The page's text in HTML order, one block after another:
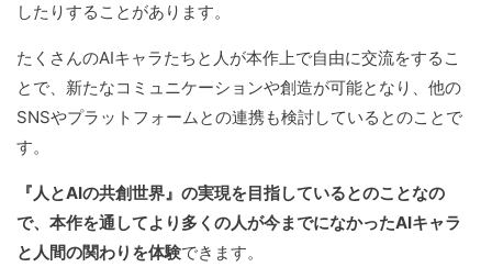
したりすることがあります。
たくさんのAIキャラたちと人が本作上で自由に交流をするこ
とで、新たなコミュニケーションや創造が可能となり、他の
SNSやプラットフォームとの連携も検討しているとのことで
す。
『人とAIの共創世界』の実現を目指しているとのことなの
で、本作を通してより多くの人が今までになかったAIキャラ
と人間の関わりを体験できます。